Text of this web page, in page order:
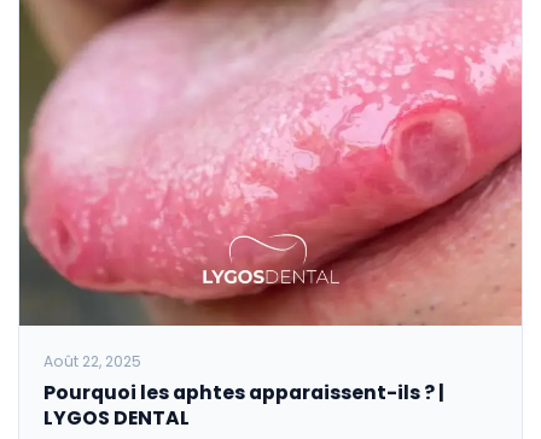
Août 22, 2025
Pourquoi les aphtes apparaissent-ils ? |
LYGOS DENTAL